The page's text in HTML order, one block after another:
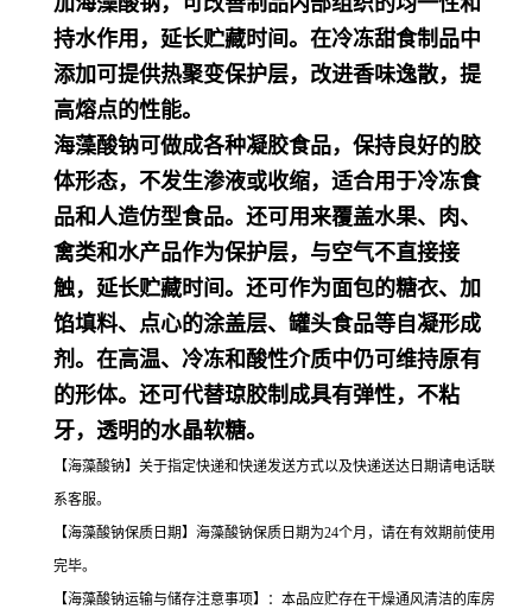
持水作用，延长贮藏时间。在冷冻甜食制品中
添加可提供热聚变保护层，改进香味逸散，提
高熔点的性能。
海藻酸钠可做成各种凝胶食品，保持良好的胶
体形态，不发生渗液或收缩，适合用于冷冻食
品和人造仿型食品。还可用来覆盖水果、肉、
禽类和水产品作为保护层，与空气不直接接
触，延长贮藏时间。还可作为面包的糖衣、加
馅填料、点心的涂盖层、罐头食品等自凝形成
剂。在高温、冷冻和酸性介质中仍可维持原有
的形体。还可代替琼胶制成具有弹性，不粘
牙，透明的水晶软糖。
【海藻酸钠】关于指定快递和快递发送方式以及快递送达日期请电话联
系客服。
【海藻酸钠保质日期】海藻酸钠保质日期为24个月，请在有效期前使用
完毕。
【海藻酸钠运输与储存注意事项】：本品应贮存在干燥通风清洁的库房